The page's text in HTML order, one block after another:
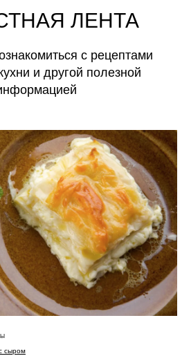
ЛЕНТА
с рецептами
и другой полезной
сыром